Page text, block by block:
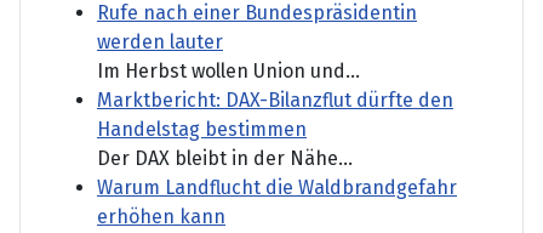
Rufe nach einer Bundespräsidentin
werden lauter
Im Herbst wollen Union und...
Marktbericht: DAX-Bilanzflut dürfte den
Handelstag bestimmen
Der DAX bleibt in der Nähe...
Warum Landflucht die Waldbrandgefahr
erhöhen kann